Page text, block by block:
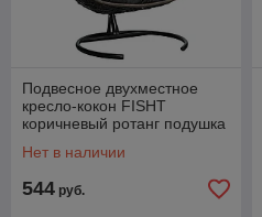
Подвесное двухместное
кресло-кокон FISHT
коричневый ротанг подушка
Нет в наличии
544 руб.